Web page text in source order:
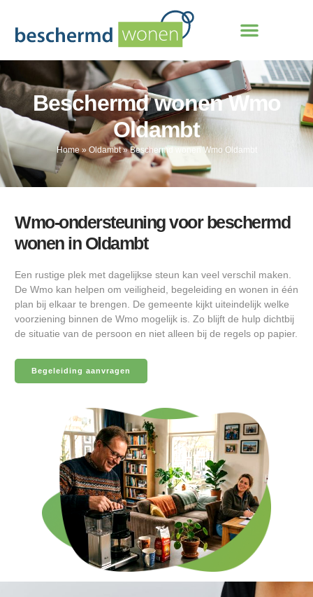
Beschermd wonen Wmo
Oldambt
Home» Oldambt»Beschermd wonen Wmo Oldambt
Wmo-ondersteuning voor beschermd
wonen in Oldambt
Een rustige plek met dagelijkse steun kan veel verschil maken.
De Wmo kan helpen om veiligheid, begeleiding en wonen in één
plan bij elkaar te brengen. De gemeente kijkt uiteindelijk welke
voorziening binnen de Wmo mogelijk is. Zo blijft de hulp dichtbij
de situatie van de persoon en niet alleen bij de regels op papier.
Begeleiding aanvragen